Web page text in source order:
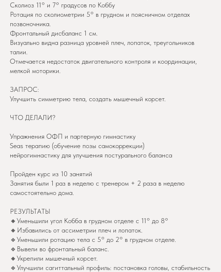
Сколиоз 11° и 7° градусов по Коббу
Ротация по сколиометрии 5° в грудном и поясничном отделах
позвоночника.
Фронтальный дисбаланс 1 см.
Визуально видна разница уровней плеч, лопаток, треугольников
талии.
Отмечается недостаток двигательного контроля и координации,
мелкой моторики.
ЗАПРОС:
Улучшить симметрию тела, создать мышечный корсет.
ЧТО ДЕЛАЛИ?
Упражнения ОФП и партерную гимнастику
Seas терапию (обучение позы самокоррекции)
нейрогимнастику для улучшения постурального баланса
Пройден курс из 10 занятий
Занятия были 1 раз в неделю с тренером + 2 раза в неделю
самостоятельно дома.
РЕЗУЛЬТАТЫ
🔸Уменьшили угол Кобба в грудном отделе с 11° до 8°
🔸Избавились от ассиметрии плеч и лопаток.
🔹Уменьшили ротацию тела с 5° до 2° в грудном отделе.
🔹Вывели во фронтальный баланс.
🔸Укрепили мышечный корсет.
🔹Улучшили сагиттальный профиль: постановка головы, стабильность